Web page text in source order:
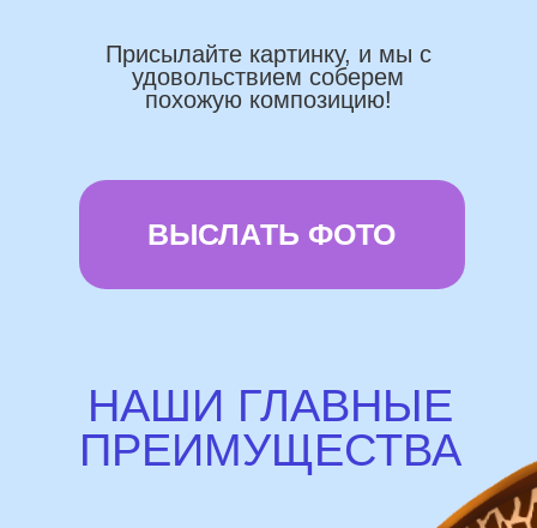
(Не Китай)
Предоставляем гарантию полета